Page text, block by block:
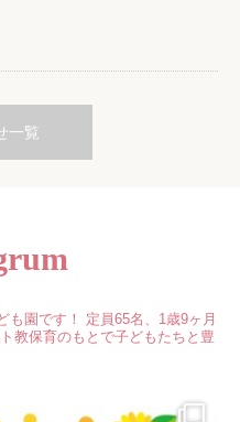
一覧
も園です！
定員65名、1歳9ヶ月
教保育のもとで子どもたちと豊